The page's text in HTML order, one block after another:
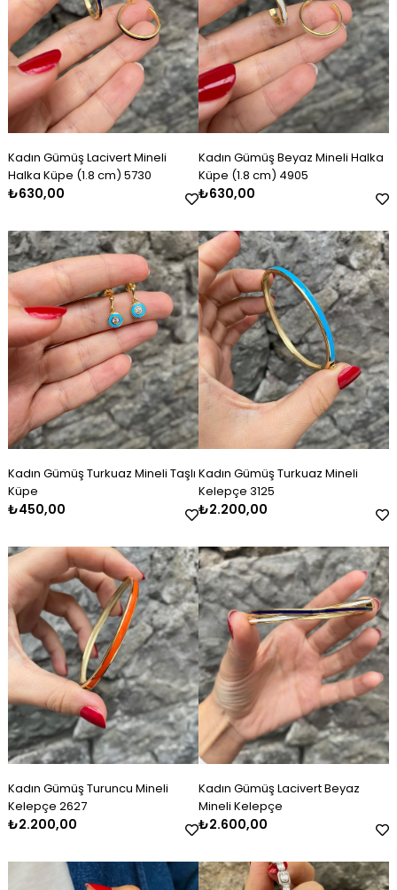
Kadın Gümüş Lacivert Mineli
Halka Küpe (1.8 cm) 5730
₺630,00
Kadın Gümüş Beyaz Mineli Halka
Küpe (1.8 cm) 4905
₺630,00
Kadın Gümüş Turkuaz Mineli Taşlı
Küpe
₺450,00
Kadın Gümüş Turkuaz Mineli
Kelepçe 3125
₺2.200,00
Kadın Gümüş Turuncu Mineli
Kelepçe 2627
₺2.200,00
Kadın Gümüş Lacivert Beyaz
Mineli Kelepçe
₺2.600,00